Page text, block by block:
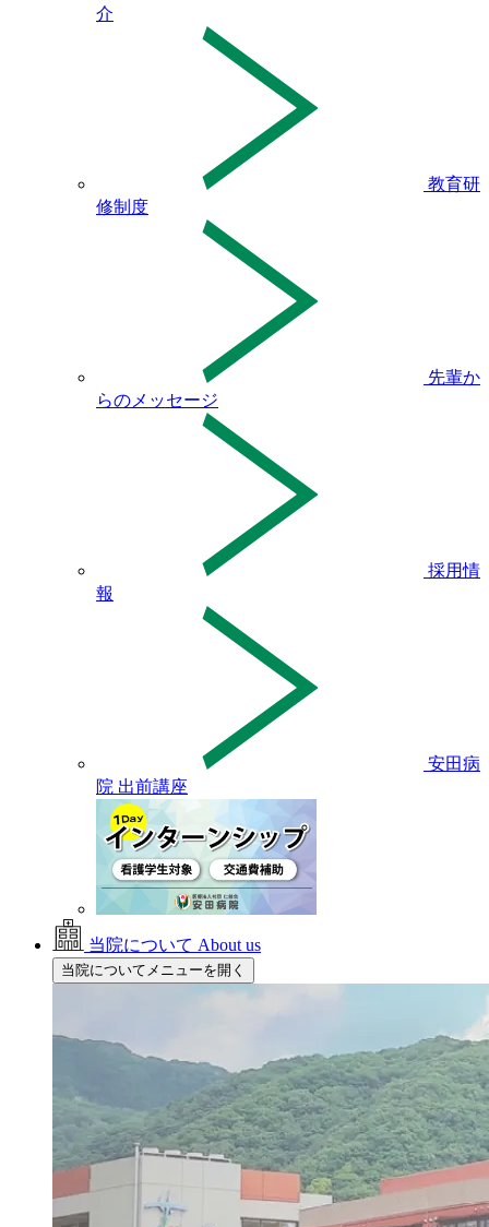
介
教育研
修制度
先輩か
らのメッセージ
採用情
報
安田病
院 出前講座
当院について About us
当院についてメニューを開く